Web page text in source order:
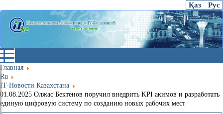
Қаз Рус
Главная
Ru
IT-Новости Казахстана
01.08.2025 Олжас Бектенов поручил внедрить KPI акимов и разработать
единую цифровую систему по созданию новых рабочих мест